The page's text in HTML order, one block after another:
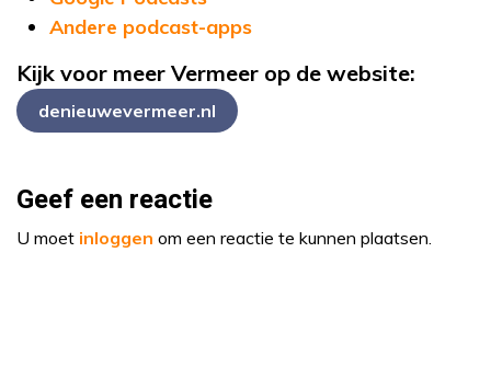
Andere podcast-apps
Kijk voor meer Vermeer op de website:
denieuwevermeer.nl
Geef een reactie
U moet inloggen om een reactie te kunnen plaatsen.